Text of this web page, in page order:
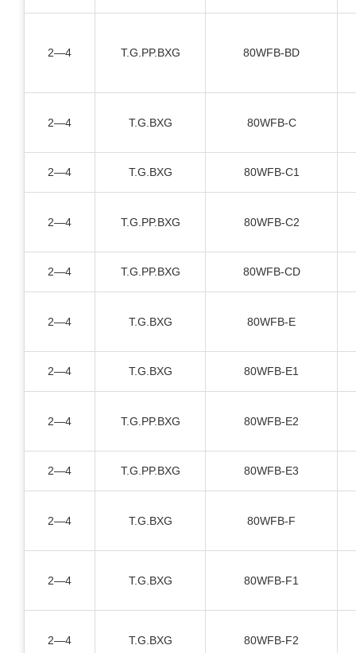
2—4 T.G.PP.BXG 80WFB-BD
2—4 T.G.BXG 80WFB-C
2—4 T.G.BXG 80WFB-C1
2—4 T.G.PP.BXG 80WFB-C2
2—4 T.G.PP.BXG 80WFB-CD
2—4 T.G.BXG 80WFB-E
2—4 T.G.BXG 80WFB-E1
2—4 T.G.PP.BXG 80WFB-E2
2—4 T.G.PP.BXG 80WFB-E3
2—4 T.G.BXG 80WFB-F
2—4 T.G.BXG 80WFB-F1
2—4 T.G.BXG 80WFB-F2